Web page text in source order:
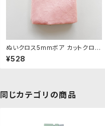
ぬいクロス5mmボア カットクロス
（ストロベリーミルク）｜清原株式
会社
¥528
同じカテゴリの商品